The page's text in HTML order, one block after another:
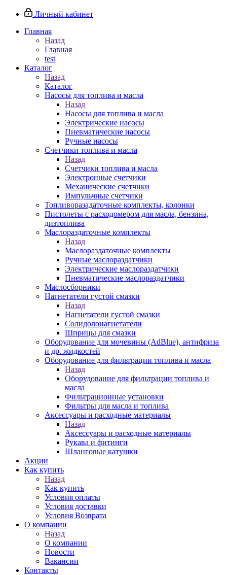
Личный кабинет
Главная
Назад
Главная
test
Каталог
Назад
Каталог
Насосы для топлива и масла
Назад
Насосы для топлива и масла
Электрические насосы
Пневматические насосы
Ручные насосы
Счетчики топлива и масла
Назад
Счетчики топлива и масла
Электронные счетчики
Механические счетчики
Импульчные счетчики
Топливоразадаточные комплекты, колонки
Пистолеты с расходомером для масла, бензина,
дизтоплива
Маслораздаточные комплекты
Назад
Маслораздаточные комплекты
Ручные маслораздатчики
Электрические маслораздатчики
Пневматические маслораздатчики
Маслосборники
Нагнетатели густой смазки
Назад
Нагнетатели густой смазки
Солидолонагнетатели
Шприцы для смазки
Оборудование для мочевины (AdBlue), антифриза
и др. жидкостей
Оборудование для фильтрации топлива и масла
Назад
Оборудование для фильтрации топлива и
масла
Фильтрационные установки
Фильтры для масла и топлива
Аксессуары и расходные материалы
Назад
Аксессуары и расходные материалы
Рукава и фитинги
Шланговые катушки
Акции
Как купить
Назад
Как купить
Условия оплаты
Условия доставки
Условия Возврата
О компании
Назад
О компании
Новости
Вакансии
Контакты